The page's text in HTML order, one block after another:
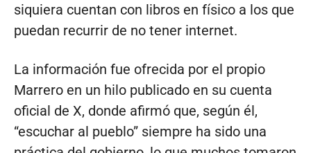
siquiera cuentan con libros en físico a los que
puedan recurrir de no tener internet.
La información fue ofrecida por el propio
Marrero en un hilo publicado en su cuenta
oficial de X, donde afirmó que, según él,
“escuchar al pueblo” siempre ha sido una